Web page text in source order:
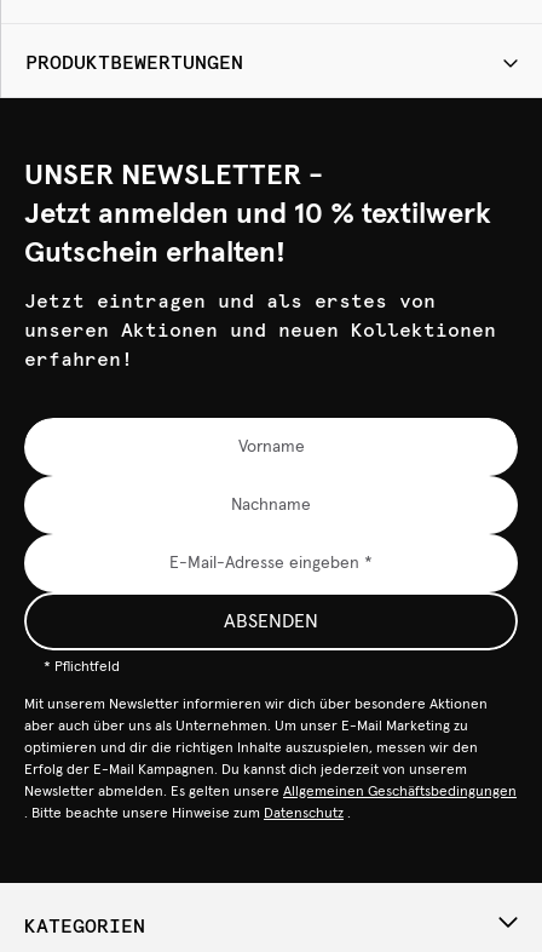
PRODUKTBEWERTUNGEN
UNSER NEWSLETTER -
Jetzt anmelden und 10 % textilwerk
Gutschein erhalten!
Jetzt eintragen und als erstes von
unseren Aktionen und neuen Kollektionen
erfahren!
ABSENDEN
* Pflichtfeld
Mit unserem Newsletter informieren wir dich über besondere Aktionen
aber auch über uns als Unternehmen. Um unser E-Mail Marketing zu
optimieren und dir die richtigen Inhalte auszuspielen, messen wir den
Erfolg der E-Mail Kampagnen. Du kannst dich jederzeit von unserem
Newsletter abmelden. Es gelten unsere Allgemeinen Geschäftsbedingungen
. Bitte beachte unsere Hinweise zum Datenschutz .
KATEGORIEN